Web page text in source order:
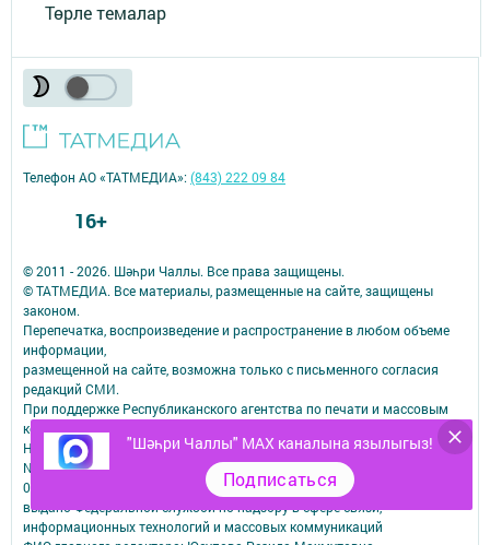
Төрле темалар
"Шәһри Чаллы" MAX каналына язылыгыз!
Подписаться
© 2011 - 2026. Шәһри Чаллы. Все права защищены.
© ТАТМЕДИА. Все материалы, размещенные на сайте, защищены
законом.
Перепечатка, воспроизведение и распространение в любом объеме
информации,
размещенной на сайте, возможна только с письменного согласия
редакций СМИ.
При поддержке Республиканского агентства по печати и массовым
коммуникациям.
Наименование СМИ: Шəhри Чаллы
№ свидетельства о регистрации СМИ, дата: ЭЛ № ФС 77-67912 от
06.12.2016
выдано Федеральной службой по надзору в сфере связи,
информационных технологий и массовых коммуникаций
Телефон АО «ТАТМЕДИА»:(843) 222 09 84
16+